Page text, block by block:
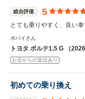
総合評価 5
とても乗りやすく、良い車
ポパイさん
トヨタ ポルテ1.5 G （
お店からの返信あり
初めての乗り換え